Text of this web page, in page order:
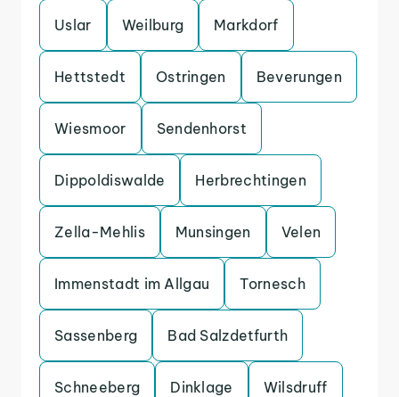
Uslar Weilburg Markdorf
Hettstedt Ostringen Beverungen
Wiesmoor Sendenhorst
Dippoldiswalde Herbrechtingen
Zella-Mehlis Munsingen Velen
Immenstadt im Allgau Tornesch
Sassenberg Bad Salzdetfurth
Schneeberg Dinklage Wilsdruff